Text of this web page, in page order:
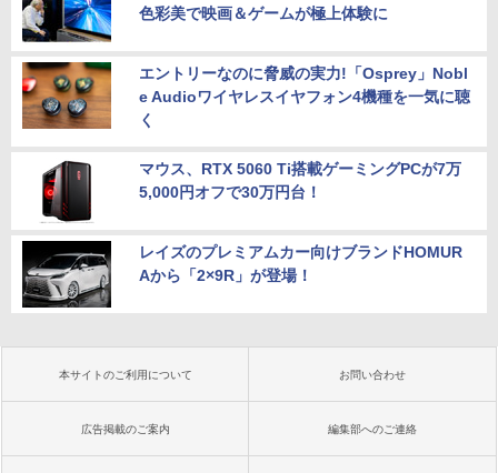
色彩美で映画＆ゲームが極上体験に
エントリーなのに脅威の実力!「Osprey」Nobl
e Audioワイヤレスイヤフォン4機種を一気に聴
く
マウス、RTX 5060 Ti搭載ゲーミングPCが7万
5,000円オフで30万円台！
レイズのプレミアムカー向けブランドHOMUR
Aから「2×9R」が登場！
本サイトのご利用について お問い合わせ
広告掲載のご案内 編集部へのご連絡